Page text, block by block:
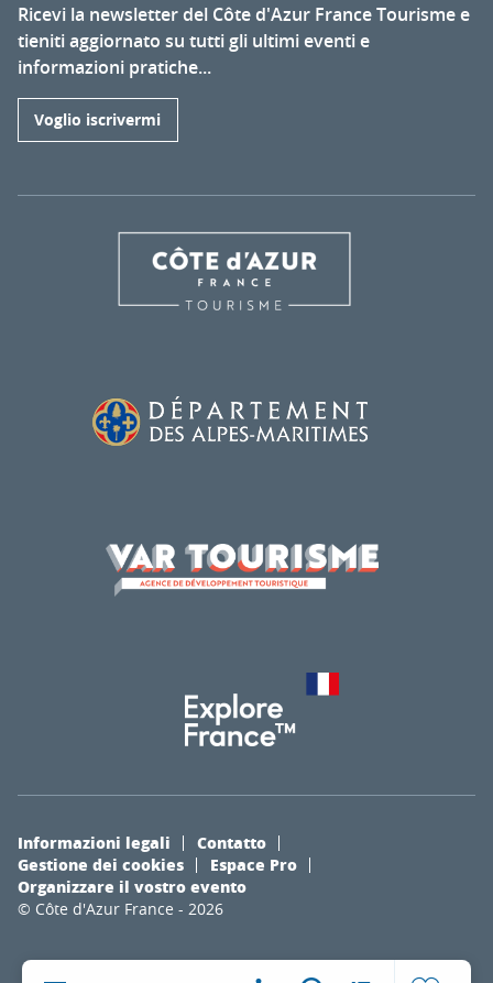
Ricevi la newsletter del Côte d'Azur France Tourisme e
tieniti aggiornato su tutti gli ultimi eventi e
informazioni pratiche...
Voglio iscrivermi
© Côte d'Azur France - 2026
Informazioni legali
Contatto
Gestione dei cookies
Espace Pro
Organizzare il vostro evento